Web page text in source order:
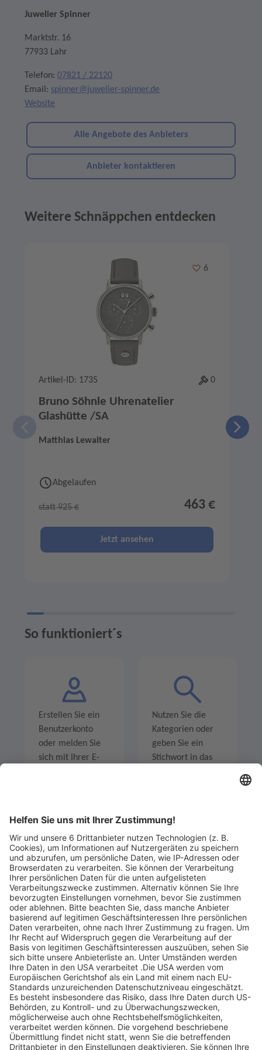
Juwelier Spinner
Marktstr. 16
77933 Lahr
Telefon: 07821 / 22120
Email: spinner@juwelier-spinner.de
Website
Alle Angebote des Anbieters
Anbieter kontaktieren
Weitere Schnäppchen entdecken
Merken
6
Artikel-ID: 1735 0
Bruno Söhnle Uhrenatelier
Glashütte /SA
Matthias Lewalter
Abgelaufen
statt 925 € 463 €
Jetzt ansehen
So funktioniert´s
Erstellen Sie ein
Benutzerkonto
oder melden Sie
sich mit Ihrer E-
Nutzen Sie die
Kategorien oder
geben Sie ein
Stichwort in das
Legen Sie zum
Mitbieten eine
Höchstgrenze für
Ihr Gebot fest. Ein
automatischer
Bietagent bietet
für Sie bis zum
Höchstgebot.
Sind Sie am Ende
der
Höchstbietende,
werden Sie per E-
Mail informiert
und erhalten nach
Zahlungseingang
ein Zertifikat zum
Einlösen des
Angebots.